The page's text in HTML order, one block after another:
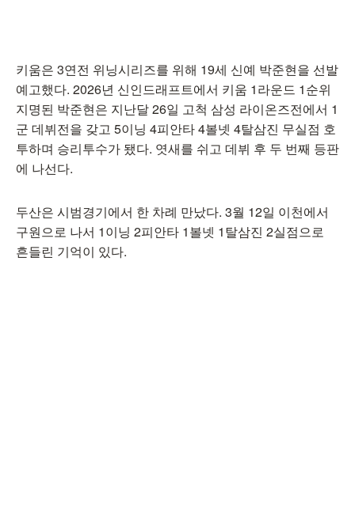
키움은 3연전 위닝시리즈를 위해 19세 신예 박준현을 선발
예고했다. 2026년 신인드래프트에서 키움 1라운드 1순위
지명된 박준현은 지난달 26일 고척 삼성 라이온즈전에서 1
군 데뷔전을 갖고 5이닝 4피안타 4볼넷 4탈삼진 무실점 호
투하며 승리투수가 됐다. 엿새를 쉬고 데뷔 후 두 번째 등판
에 나선다.
두산은 시범경기에서 한 차례 만났다. 3월 12일 이천에서
구원으로 나서 1이닝 2피안타 1볼넷 1탈삼진 2실점으로
흔들린 기억이 있다.